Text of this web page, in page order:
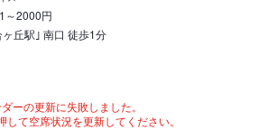
～2000円
丘駅｣ 南口 徒歩1分
ーの更新に失敗しました。
して空席状況を更新してください。